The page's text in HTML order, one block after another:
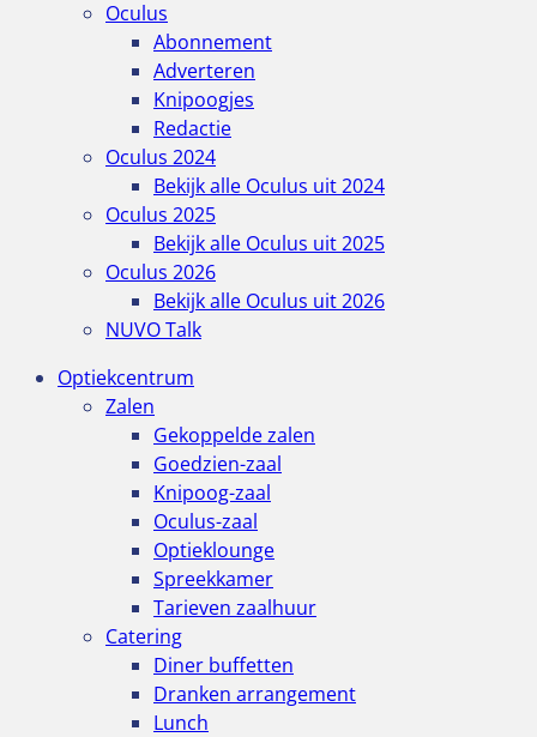
Oculus
Abonnement
Adverteren
Knipoogjes
Redactie
Oculus 2024
Bekijk alle Oculus uit 2024
Oculus 2025
Bekijk alle Oculus uit 2025
Oculus 2026
Bekijk alle Oculus uit 2026
NUVO Talk
Optiekcentrum
Zalen
Gekoppelde zalen
Goedzien-zaal
Knipoog-zaal
Oculus-zaal
Optieklounge
Spreekkamer
Tarieven zaalhuur
Catering
Diner buffetten
Dranken arrangement
Lunch